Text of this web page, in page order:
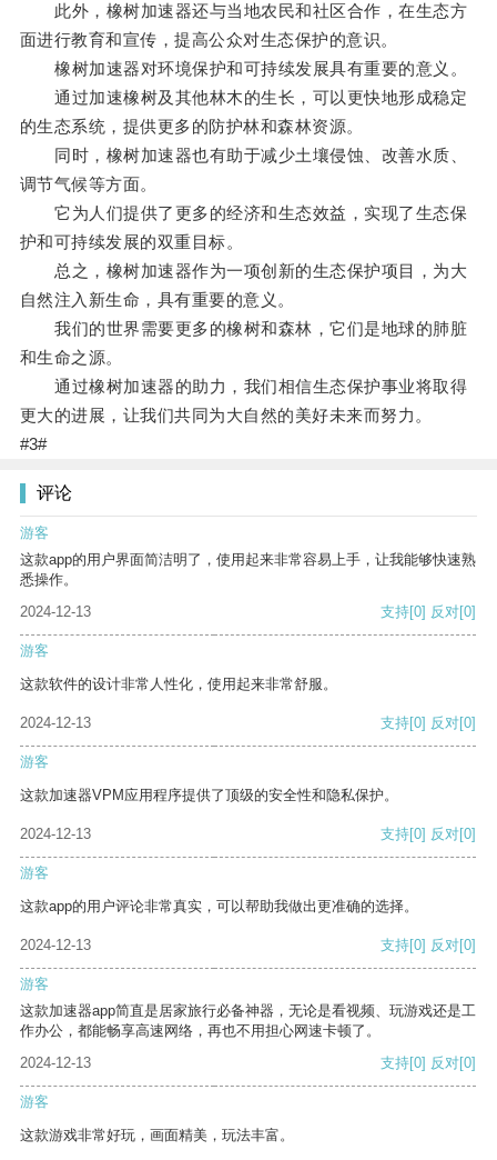
此外，橡树加速器还与当地农民和社区合作，在生态方
面进行教育和宣传，提高公众对生态保护的意识。
橡树加速器对环境保护和可持续发展具有重要的意义。
通过加速橡树及其他林木的生长，可以更快地形成稳定
的生态系统，提供更多的防护林和森林资源。
同时，橡树加速器也有助于减少土壤侵蚀、改善水质、
调节气候等方面。
它为人们提供了更多的经济和生态效益，实现了生态保
护和可持续发展的双重目标。
总之，橡树加速器作为一项创新的生态保护项目，为大
自然注入新生命，具有重要的意义。
我们的世界需要更多的橡树和森林，它们是地球的肺脏
和生命之源。
通过橡树加速器的助力，我们相信生态保护事业将取得
更大的进展，让我们共同为大自然的美好未来而努力。
#3#
评论
游客
这款app的用户界面简洁明了，使用起来非常容易上手，让我能够快速熟
悉操作。
2024-12-13
支持[0] 反对[0]
游客
这款软件的设计非常人性化，使用起来非常舒服。
2024-12-13 支持[0] 反对[0]
游客
这款加速器VPM应用程序提供了顶级的安全性和隐私保护。
2024-12-13 支持[0] 反对[0]
游客
这款app的用户评论非常真实，可以帮助我做出更准确的选择。
2024-12-13 支持[0] 反对[0]
游客
这款加速器app简直是居家旅行必备神器，无论是看视频、玩游戏还是工
作办公，都能畅享高速网络，再也不用担心网速卡顿了。
2024-12-13
支持[0] 反对[0]
游客
这款游戏非常好玩，画面精美，玩法丰富。